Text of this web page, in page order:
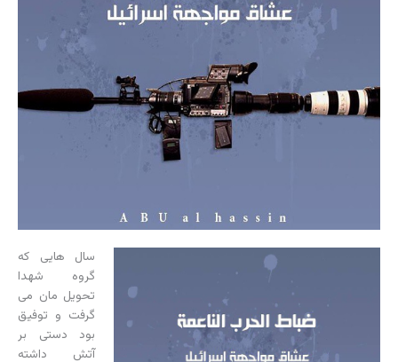
سال هایی که
گروه شهدا
تحویل مان می
گرفت و توفیق
بود دستی بر
آتش داشته